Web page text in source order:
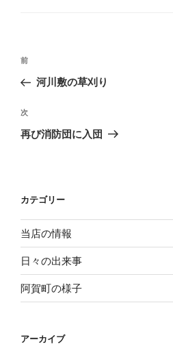
投
ビ
ゲ
ン
過
去
投
稿
前
河川敷の草刈り
次
の
次
再び消防団に入団
カテゴリー
当店の情報
日々の出来事
阿賀町の様子
アーカイブ